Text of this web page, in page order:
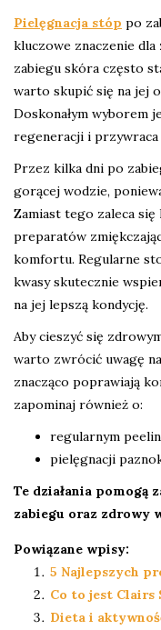
Pielęgnacja stóp po
kluczowe znaczenie
zabiegu skóra często
warto skupić się na jej
Doskonałym wyborem
regeneracji i
Przez kilka dni po
gorącej wodzie,
Zamiast tego zaleca
preparatów
komfortu. Regularne
kwasy skutecznie
na jej lepszą kondycję.
Aby cieszyć się
warto zwrócić uwagę
znacząco poprawiają
zapominaj również o:
regularnym
pielęgnacji
Te działania pomogą
zabiegu oraz zdrowy
Powiązane wpisy:
5 Najlepszych
Co to jest Clairs
Dieta i